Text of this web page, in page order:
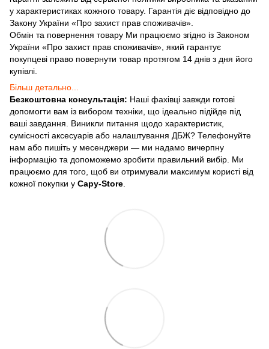
у характеристиках кожного товару. Гарантія діє відповідно до
Закону України «Про захист прав споживачів».
Обмін та повернення товару Ми працюємо згідно із Законом
України «Про захист прав споживачів», який гарантує
покупцеві право повернути товар протягом 14 днів з дня його
купівлі.
Більш детально...
Безкоштовна консультація: Наші фахівці завжди готові
допомогти вам із вибором техніки, що ідеально підійде під
ваші завдання. Виникли питання щодо характеристик,
сумісності аксесуарів або налаштування ДБЖ? Телефонуйте
нам або пишіть у месенджери — ми надамо вичерпну
інформацію та допоможемо зробити правильний вибір. Ми
працюємо для того, щоб ви отримували максимум користі від
кожної покупки у Capy-Store